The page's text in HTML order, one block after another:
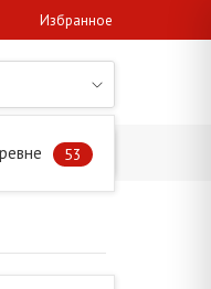
Избранное
53